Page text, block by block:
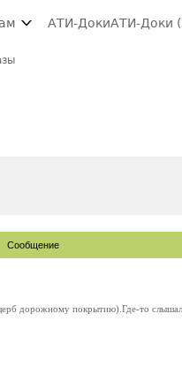
АТИ-ДокиАТИ-Доки
Сообщение
дорожному покрытию).Где-то